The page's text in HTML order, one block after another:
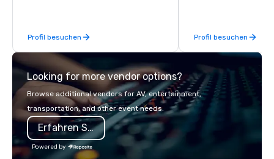
late model luxury vehicles to the
highly experienced and professional
team of chauffeurs and support staff;
you will know quality when you travel
with La Costa Limousine.
Profil besuchen Profil besuchen
Looking for more vendor options?
Browse additional vendors for AV, entertainment,
transportation, and other event needs.
Erfahren Sie mehr
Powered by